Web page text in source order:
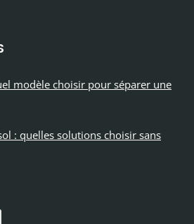
modèle choisir pour séparer une
: quelles solutions choisir sans